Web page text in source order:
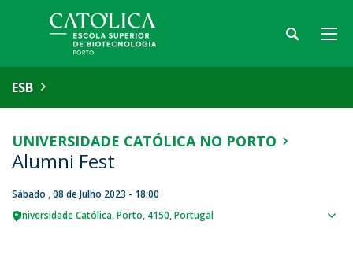
ESB
UNIVERSIDADE CATÓLICA NO PORTO
Alumni Fest
Sábado , 08 de Julho 2023 - 18:00
Universidade Católica Porto 4150 Portugal